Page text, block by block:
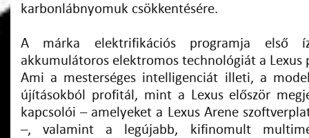
karbonlábnyomuk csökkentésére.
A márka elektrifikációs programja első
akkumulátoros elektromos technológiát a Lexus
Ami a mesterséges intelligenciát illeti, a
újításokból profitál, mint a Lexus először
kapcsolói – amelyeket a Lexus Arene
–, valamint a legújabb, kifinomult